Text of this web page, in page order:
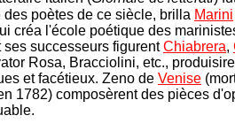
des poètes de ce siècle, brilla Marini
créa l'école poétique des
ses successeurs figurentChiabrera,
Rosa, Bracciolini, etc.,
et facétieux. Zeno de Venise
1782) composèrent des pièces